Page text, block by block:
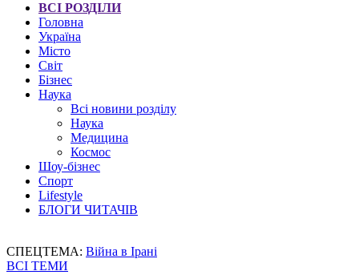
ВСІ РОЗДІЛИ
Головна
Україна
Місто
Світ
Бізнес
Наука
Всі новини розділу
Наука
Медицина
Космос
Шоу-бізнес
Спорт
Lifestyle
БЛОГИ ЧИТАЧІВ
СПЕЦТЕМА: Війна в Ірані
ВСІ ТЕМИ